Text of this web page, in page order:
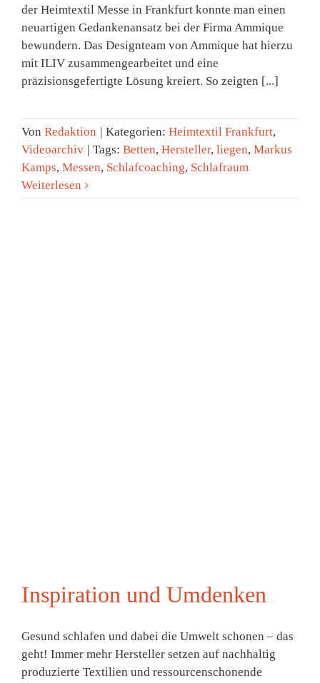
der Heimtextil Messe in Frankfurt konnte man einen
neuartigen Gedankenansatz bei der Firma Ammique
bewundern. Das Designteam von Ammique hat hierzu
mit ILIV zusammengearbeitet und eine
präzisionsgefertigte Lösung kreiert. So zeigten [...]
Von Redaktion Kategorien: Heimtextil Frankfurt,
Videoarchiv
Tags: Betten, Hersteller, liegen, Markus
Kamps, Messen, Schlafcoaching, Schlafraum
Weiterlesen
Inspiration und Umdenken
Gesund schlafen und dabei die Umwelt schonen – das
geht! Immer mehr Hersteller setzen auf nachhaltig
produzierte Textilien und ressourcenschonende